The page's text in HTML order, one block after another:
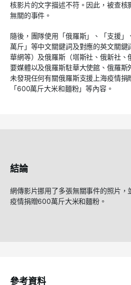
核影片的文字描述不符。因此，被查核
無關的事件。
隨後，團隊使用「俄羅斯」、「支援
萬斤」等中文關鍵詞及對應的英文關
華網等）及俄羅斯（塔斯社、俄新社、
要媒體以及俄羅斯駐華大使館、俄羅斯
未發現任何有關俄羅斯支援上海疫情捐
「600萬斤大米和麵粉」等內容。
結論
網傳影片挪用了多張無關事件的照片
疫情捐贈600萬斤大米和麵粉。
參考資料